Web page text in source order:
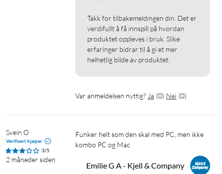
kabler og en total kabellengde på høyst 5 meter. for 4K@30 Hz
eller 1080p kan kabellengder på opptil 10 meter anvendes.
Se f. eks. Niakbe HDMI-kabel med 8K støtte(69475
5x HDMI innganger
Video
Støttede oppløsninger: 480i/p, 720i/p @ 60/240 Hz, 4K @
Takk for tilbakemeldingen din. Det er
verdifullt å få innspill på hvordan
produktet oppleves i bruk. Slike
erfaringer bidrar til å gi et mer
helhetlig bilde av produktet.
Var anmeldelsen nyttig? Ja (0) Nei (0)
Svein O
Verifisert kjøper
3/5
2 måneder siden
Funker helt som den skal med PC, men ikke
kombo PC og Mac
Emilie G A - Kjell & Company